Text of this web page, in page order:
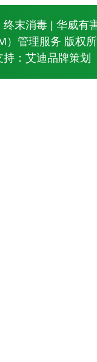
末消毒 | 华威有
）管理服务 版权
持：艾迪品牌策划